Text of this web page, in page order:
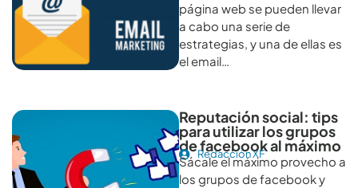
página web se pueden llevar
a cabo una serie de
estrategias, y una de ellas es
el email…
Reputación social: tips
para utilizar los grupos
de facebook al máximo
Redacción XF
Sácale el máximo provecho a
los grupos de facebook y